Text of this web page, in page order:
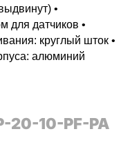
•
для датчиков •
круглый шток •
алюминий
20-10-PF-PA